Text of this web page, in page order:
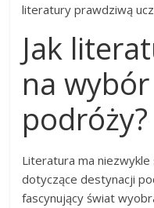
literatury prawdziwą
Jak
na
podróży?
Literatura ma
dotyczące destynacji
fascynujący świat